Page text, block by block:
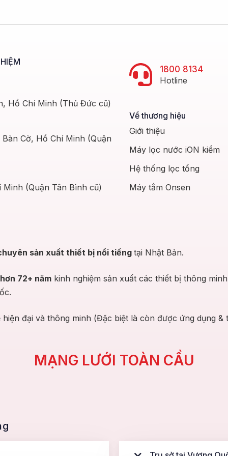
Hồ Chí Minh (Thủ Đức cũ)
Cờ, Hồ Chí Minh (Quận
(Quận Tân Bình cũ)
1800 8134
Hotline
Về thương hiệu
Giới thiệu
Máy lọc nước iON kiềm
Hệ thống lọc tổng
Máy tắm Onsen
sản xuất thiết bị nổi tiếng tại Nhật Bản.
hơn 72+ năm kinh nghiệm sản xuất các thiết bị thông
đại và thông minh (Đặc biệt là còn được ứng dụng &
MẠNG LƯỚI TOÀN CẦU